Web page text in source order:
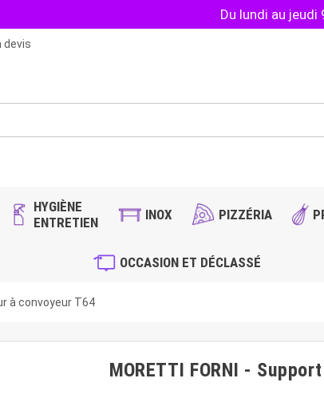
Du lundi au jeudi
devis
HYGIÈNE
ENTRETIEN
INOX PIZZÉRIA
OCCASION ET DÉCLASSÉ
à convoyeur T64
MORETTI FORNI -